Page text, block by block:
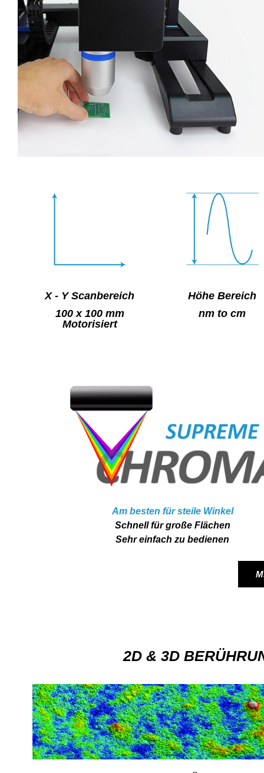
X - Y Scanbereich
100 x 100 mm
Motorisiert
Höhe Bereich
nm to cm
Am besten für steile Winkel
Schnell für große Flächen
Sehr einfach zu bedienen
2D & 3D